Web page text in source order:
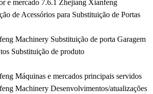
e mercado 7.6.1 Zhejiang Xianfeng
de Acessórios para Substituição de Portas
Machinery Substituição de porta Garagem
Substituição de produto
Máquinas e mercados principais servidos
Machinery Desenvolvimentos/atualizações